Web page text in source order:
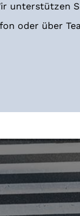
unterstützen
oder über